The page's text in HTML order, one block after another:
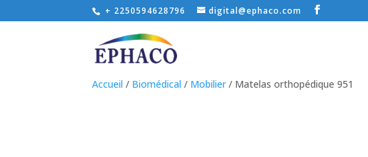
+ 2250594628796 digital@ephaco.com
Accueil / Biomédical / Mobilier/ Matelas orthopédique 951